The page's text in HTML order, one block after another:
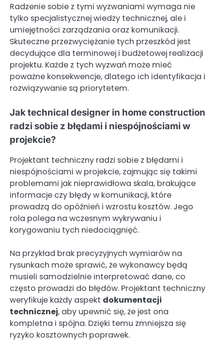
Radzenie sobie z tymi wyzwaniami wymaga nie
tylko specjalistycznej wiedzy technicznej, ale i
umiejętności zarządzania oraz komunikacji.
Skuteczne przezwyciężanie tych przeszkód jest
decydujące dla terminowej i budżetowej realizacji
projektu. Każde z tych wyzwań może mieć
poważne konsekwencje, dlatego ich identyfikacja i
rozwiązywanie są priorytetem.
Jak technical designer in home construction
radzi sobie z błędami i niespójnościami w
projekcie?
Projektant techniczny radzi sobie z błędami i
niespójnościami w projekcie, zajmując się takimi
problemami jak nieprawidłowa skala, brakujące
informacje czy błędy w komunikacji, które
prowadzą do opóźnień i wzrostu kosztów. Jego
rola polega na wczesnym wykrywaniu i
korygowaniu tych niedociągnięć.
Na przykład brak precyzyjnych wymiarów na
rysunkach może sprawić, że wykonawcy będą
musieli samodzielnie interpretować dane, co
często prowadzi do błędów. Projektant techniczny
weryfikuje każdy aspekt dokumentacji
technicznej, aby upewnić się, że jest ona
kompletna i spójna. Dzięki temu zmniejsza się
ryzyko kosztownych poprawek.